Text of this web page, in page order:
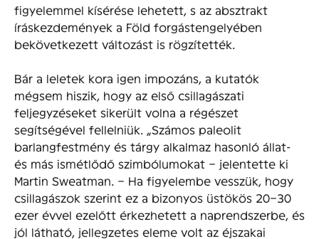
figyelemmel kísérése lehetett, s az absztrakt
íráskezdemények a Föld forgástengelyében
bekövetkezett változást is rögzítették.
Bár a leletek kora igen impozáns, a kutatók
mégsem hiszik, hogy az első csillagászati
feljegyzéseket sikerült volna a régészet
segítségével fellelniük. „Számos paleolit
barlangfestmény és tárgy alkalmaz hasonló állat-
és más ismétlődő szimbólumokat – jelentette ki
Martin Sweatman. – Ha figyelembe vesszük, hogy
csillagászok szerint ez a bizonyos üstökös 20–30
ezer évvel ezelőtt érkezhetett a naprendszerbe, és
jól látható, jellegzetes eleme volt az éjszakai